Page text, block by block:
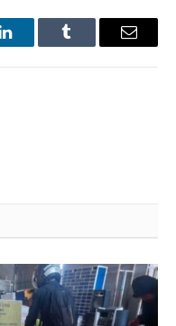
LinkedInTumblr Email